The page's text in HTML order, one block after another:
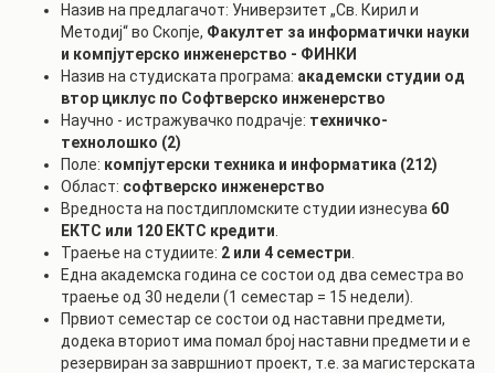
Назив на предлагачот: Универзитет „Св. Кирил и
Методиј“ во Скопје, Факултет за информатички науки
и компјутерско инженерство - ФИНКИ
Назив на студиската програма: академски студии од
втор циклус по Софтверско инженерство
Научно - истражувачко подрачје: техничко-
технолошко (2)
Поле: компјутерски техника и информатика (212)
Област: софтверско инженерство
Вредноста на постдипломските студии изнесува 60
ЕКТС или 120 ЕКТС кредити
Траење на студиите: 2 или 4 семестри
Една академска година се состои од два семестра во
траење од 30 недели (1 семестар = 15 недели).
Првиот семестар се состои од наставни предмети,
додека вториот има помал број наставни предмети и е
резервиран за завршниот проект, т.е. за магистерската